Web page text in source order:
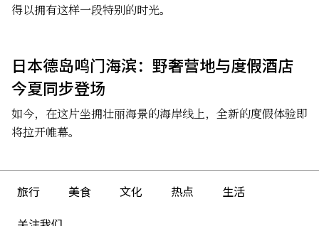
得以拥有这样一段特别的时光。
日本德岛鸣门海滨：野奢营地与度假酒店
今夏同步登场
如今，在这片坐拥壮丽海景的海岸线上，全新的度假体验即
将拉开帷幕。
旅行 美食 文化 热点
生活